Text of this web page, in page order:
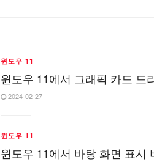
윈도우 11
윈도우 11에서 그래픽 카드 드
2024-02-27
윈도우 11
윈도우 11에서 바탕 화면 표시